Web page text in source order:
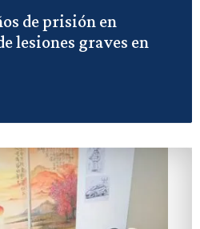
de prisión en
lesiones graves en